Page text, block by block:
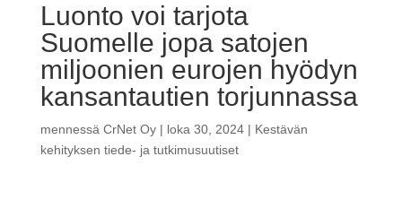
Luonto voi tarjota
Suomelle jopa satojen
miljoonien eurojen hyödyn
kansantautien torjunnassa
mennessä CrNet Oy| loka 30, 2024| Kestävän
kehityksen tiede- ja tutkimusuutiset